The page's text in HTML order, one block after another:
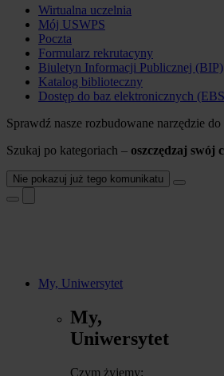
Wirtualna uczelnia
Mój USWPS
Poczta
Formularz rekrutacyny
Biuletyn Informacji Publicznej (BIP)
Katalog biblioteczny
Dostęp do baz elektronicznych
Sprawdź nasze rozbudowane narzędzie
Szukaj po kategoriach – oszczędzaj swój
Nie pokazuj już tego komunikatu
My, Uniwersytet
My,
Uniwersytet
Czym żyjemy: